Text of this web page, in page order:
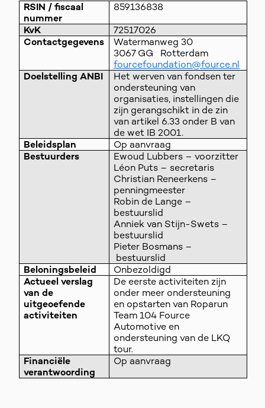
RSIN / fiscaal
nummer
859136838
KvK
72517026
Contactgegevens
Watermanweg 30
3067 GG Rotterdam
fourcefoundation@fource.nl
Doelstelling ANBI
Het werven van fondsen ter
ondersteuning van
organisaties, instellingen die
zijn gerangschikt in de zin
van artikel 6.33 onder B van
de wet IB 2001.
Beleidsplan
Op aanvraag
Bestuurders
Ewoud Lubbers – voorzitter
Léon Puts – secretaris
Christian Reneerkens –
penningmeester
Robin de Lange –
bestuurslid
Anniek van Stijn-Swets –
bestuurslid
Pieter Bosmans –
bestuurslid
Beloningsbeleid
Onbezoldigd
Actueel verslag
van de
uitgeoefende
activiteiten
De eerste activiteiten zijn
onder meer ondersteuning
en opstarten van Roparun
Team 104 Fource
Automotive en
ondersteuning van de LKQ
tour.
Financiële
verantwoording
Op aanvraag